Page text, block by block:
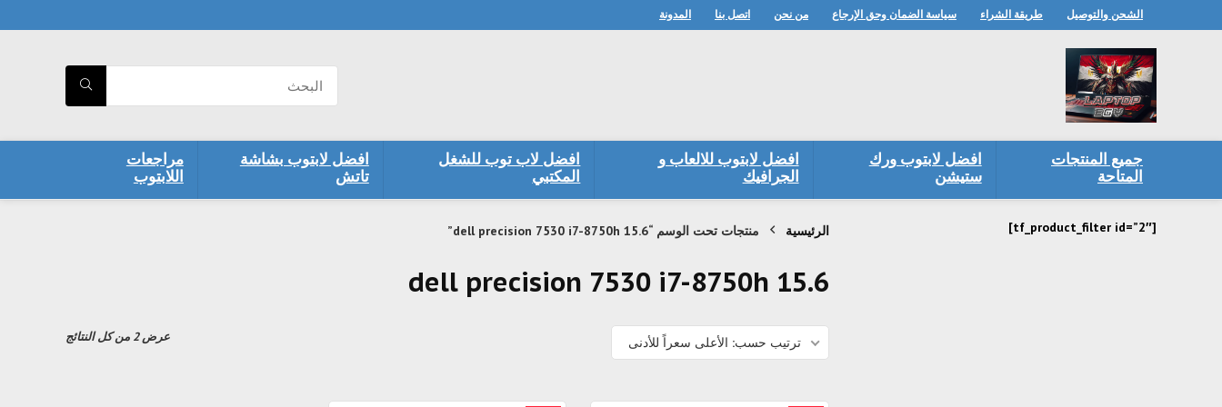
الشحن والتوصيل طريقة الشراء سياسة الضمان وحق الإرجاع من نحن اتصل بنا المدونة
جميع المنتجات
المتاحة
افضل لابتوب ورك
ستيشن
افضل لابتوب للالعاب و
الجرافيك
افضل لاب توب للشغل
المكتبي
افضل لابتوب بشاشة
تاتش
مراجعات
اللابتوب
الرئيسية منتجات تحت الوسم “dell precision 7530 i7-8750h 15.6”
dell precision 7530 i7-8750h 15.6
عرض ⁦2⁩ من كل النتائج ترتيب حسب: الأعلى سعراً للأدنى
[tf_product_filter id=”2″]